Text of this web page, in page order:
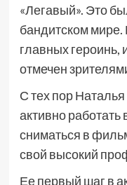
«Легавый». Это
бандитском мире.
главных героинь,
отмечен
С тех пор
активно работать
сниматься в
свой высокий
Ее первый шаг в